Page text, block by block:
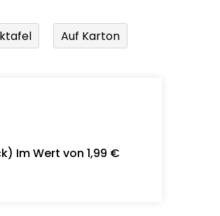
Auf Karton
Im Wert von 1,99 €